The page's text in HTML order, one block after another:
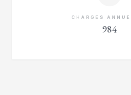
CHARGES
984